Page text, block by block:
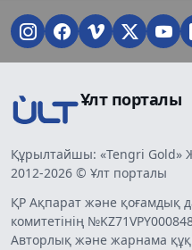
Ұлт порталы
Құрылтайшы: «Tengri
2012-2026 © Ұлт порталы
ҚР Ақпарат және қоғамдық
комитетінің
Авторлық және жарнама